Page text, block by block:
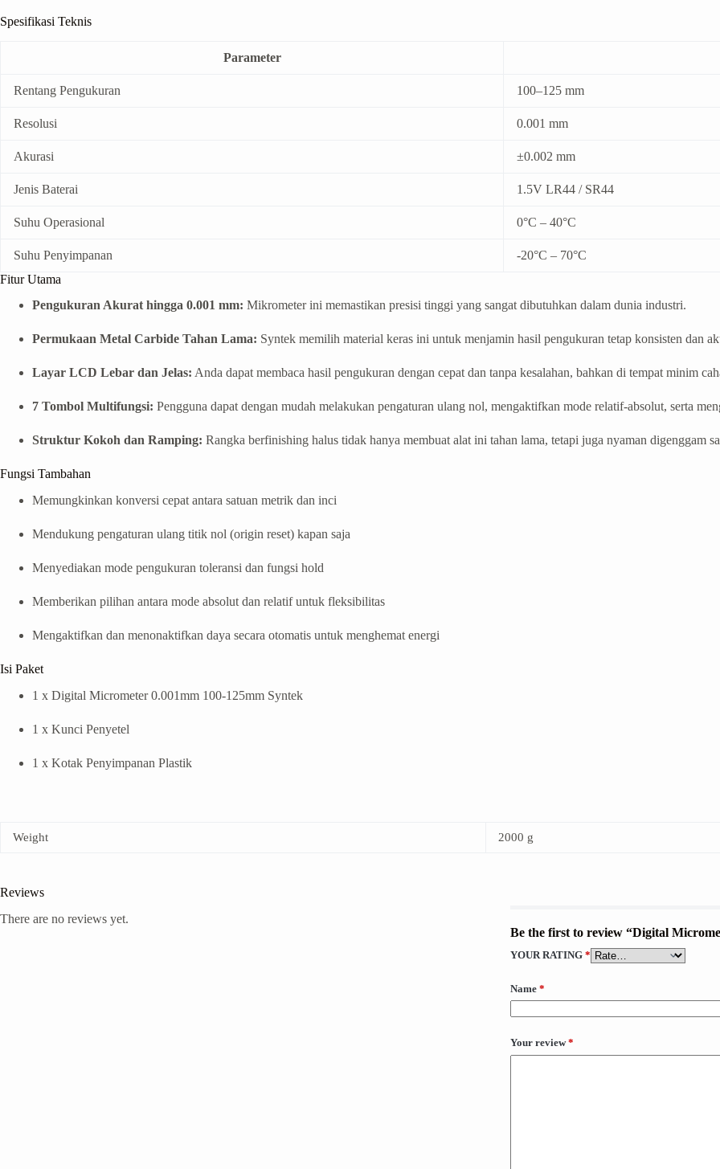
Spesifikasi Teknis
Parameter
Rentang Pengukuran 100–125 mm
Resolusi 0.001 mm
Akurasi ±0.002 mm
Jenis Baterai 1.5V LR44 / SR44
Suhu Operasional 0°C – 40°C
Suhu Penyimpanan
-20°C – 70°C
Fitur Utama
Pengukuran Akurat hingga 0.001 mm: Mikrometer ini memastikan presisi tinggi yang sangat dibutuhkan dalam dunia industri.
Permukaan Metal Carbide Tahan Lama: Syntek memilih material keras ini untuk menjamin hasil pengukuran tetap konsisten dan
Layar LCD Lebar dan Jelas: Anda dapat membaca hasil pengukuran dengan cepat dan tanpa kesalahan, bahkan di tempat minim
7 Tombol Multifungsi: Pengguna dapat dengan mudah melakukan pengaturan ulang nol, mengaktifkan mode relatif-absolut, serta
Struktur Kokoh dan Ramping: Rangka berfinishing halus tidak hanya membuat alat ini tahan lama, tetapi juga nyaman digenggam
Fungsi Tambahan
Memungkinkan konversi cepat antara satuan metrik dan inci
Mendukung pengaturan ulang titik nol (origin reset) kapan saja
Menyediakan mode pengukuran toleransi dan fungsi hold
Memberikan pilihan antara mode absolut dan relatif untuk fleksibilitas
Mengaktifkan dan menonaktifkan daya secara otomatis untuk menghemat energi
Isi Paket
1 x Digital Micrometer 0.001mm 100-125mm Syntek
1 x Kunci Penyetel
1 x Kotak Penyimpanan Plastik
Weight 2000 g
Reviews
There are no reviews yet.
Be the first to review “Digital
YOUR RATING*
Name *
Your review*